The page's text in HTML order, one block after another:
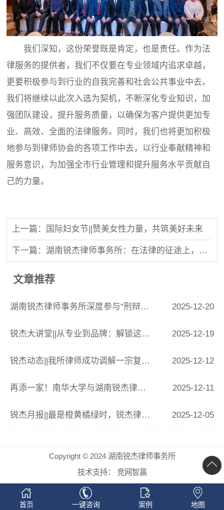
我们深知，这份荣誉既是肯定，也是责任。作为法
律服务的提供者，我们不仅要在专业领域内追求卓越，
更要积极参与到行业的自我完善和社会公共事业中去。
我们将继续以此次入选为契机，不断深化专业知识，加
强团队建设，提升服务质量，以确保为客户提供更加专
业、高效、全面的法律服务。同时，我们也将更加积极
地参与到律师协会的各项工作中去，以行业奉献精神和
服务意识，为加强全市行业管理和提升服务水平贡献自
己的力量。
上一篇：国际妇女节||赞美女性力量，共筑美好未来
下一篇：湖南锐杰律师事务所：在法律的征途上，我们一同前行
文章推荐
湖南锐杰律师事务所深度参与“刑辩湘军”联训 李青云副主任精析涉“骗”案件辩护要点 2025-12-20
锐杰大讲堂||从专业到品牌：解锁这份律师IP打造指南 2025-12-19
锐杰动态||我所律师成功调解一宗复杂婚姻家庭纠纷 2025-12-12
再添一家！南华大学与湖南锐杰律师事务所共建法学实践教学基地签约揭牌仪式圆满举行 2025-12-11
锐杰月报||最是橙黄橘绿时，锐杰律所11月事记 2025-12-05
首页 一键咨询 案例 地图
Copyright © 2024 湖南锐杰律师事务所
技术支持：
竞网智赢